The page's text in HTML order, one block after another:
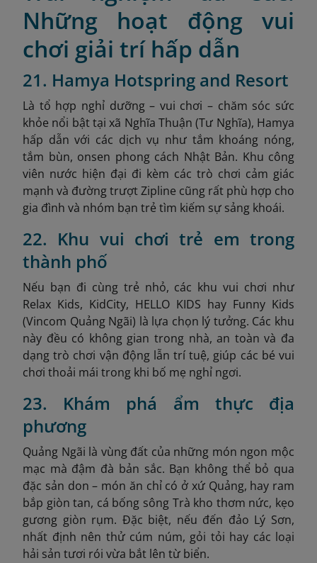
Những hoạt động vui
chơi giải trí hấp dẫn
21. Hamya Hotspring and Resort
Là tổ hợp nghỉ dưỡng – vui chơi – chăm sóc sức
khỏe nổi bật tại xã Nghĩa Thuận (Tư Nghĩa), Hamya
hấp dẫn với các dịch vụ như tắm khoáng nóng,
tắm bùn, onsen phong cách Nhật Bản. Khu công
viên nước hiện đại đi kèm các trò chơi cảm giác
mạnh và đường trượt Zipline cũng rất phù hợp cho
gia đình và nhóm bạn trẻ tìm kiếm sự sảng khoái.
22. Khu vui chơi trẻ em trong
thành phố
Nếu bạn đi cùng trẻ nhỏ, các khu vui chơi như
Relax Kids, KidCity, HELLO KIDS hay Funny Kids
(Vincom Quảng Ngãi) là lựa chọn lý tưởng. Các khu
này đều có không gian trong nhà, an toàn và đa
dạng trò chơi vận động lẫn trí tuệ, giúp các bé vui
chơi thoải mái trong khi bố mẹ nghỉ ngơi.
23. Khám phá ẩm thực địa
phương
Quảng Ngãi là vùng đất của những món ngon mộc
mạc mà đậm đà bản sắc. Bạn không thể bỏ qua
đặc sản don – món ăn chỉ có ở xứ Quảng, hay ram
bắp giòn tan, cá bống sông Trà kho thơm nức, kẹo
gương giòn rụm. Đặc biệt, nếu đến đảo Lý Sơn,
nhất định nên thử cúm núm, gỏi tỏi hay các loại
hải sản tươi rói vừa bắt lên từ biển.